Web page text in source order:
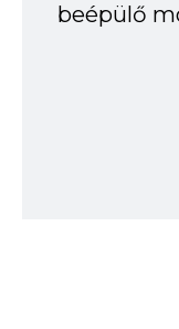
beépülő